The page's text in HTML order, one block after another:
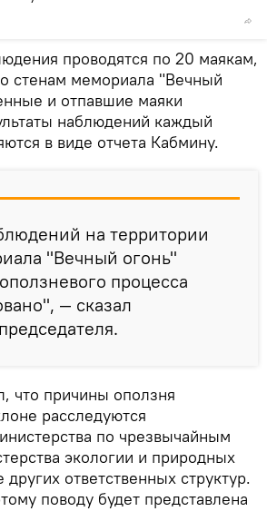
проводятся по 20 маякам,
стенам мемориала "Вечный
и отпавшие маяки
наблюдений каждый
в виде отчета Кабмину.
на территории
"Вечный огонь"
процесса
— сказал
что причины оползня
расследуются
по чрезвычайным
экологии и природных
ответственных структур.
поводу будет представлена